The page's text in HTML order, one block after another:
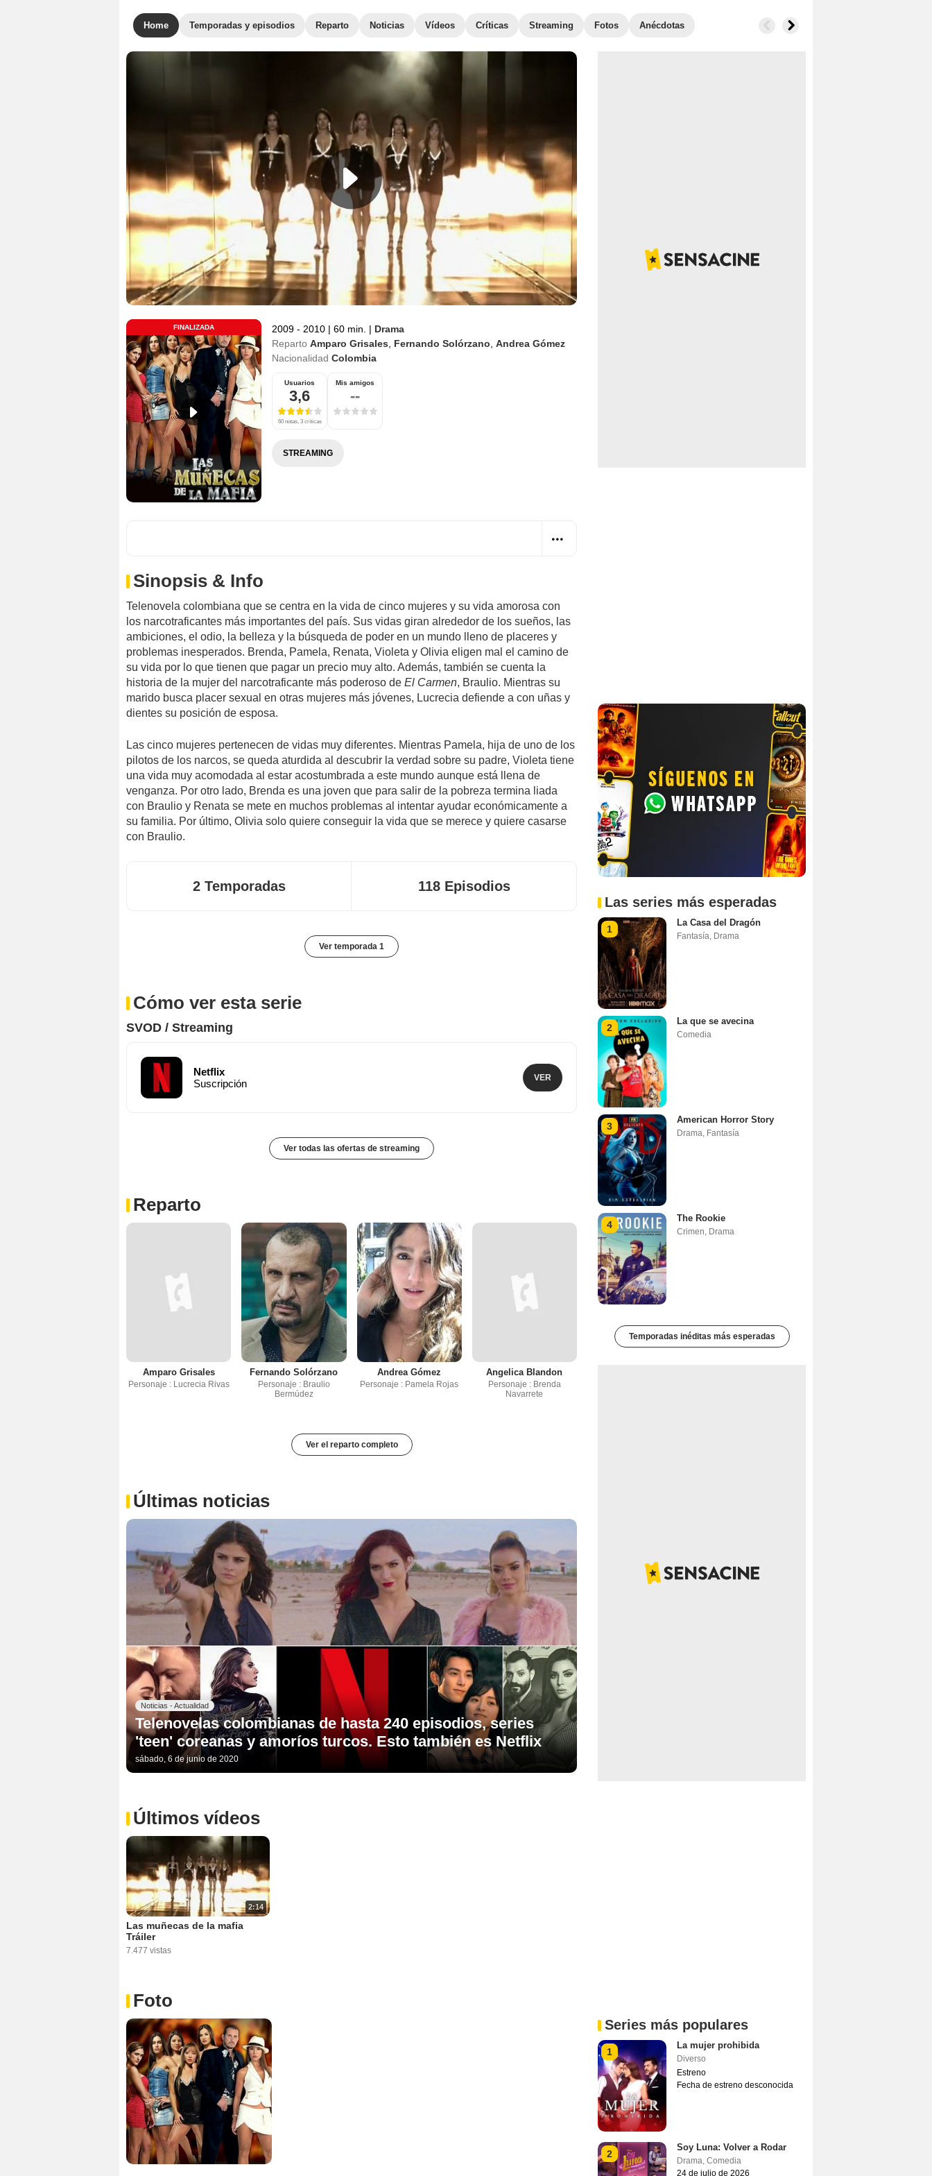
Home Temporadas y episodios Reparto Noticias Vídeos Críticas Streaming Fotos Anécdotas
FINALIZADA 2009 - 2010 | 60 min. | Drama
Reparto Amparo Grisales Fernando Solórzano Andrea Gómez
Nacionalidad Colombia
Usuarios
3,6
60 notas, 3 críticas
Mis amigos
--
STREAMING
Sinopsis & Info
Telenovela colombiana que se centra en la vida de cinco mujeres y su vida amorosa con
los narcotraficantes más importantes del país. Sus vidas giran alrededor de los sueños, las
ambiciones, el odio, la belleza y la búsqueda de poder en un mundo lleno de placeres y
problemas inesperados. Brenda, Pamela, Renata, Violeta y Olivia eligen mal el camino de
su vida por lo que tienen que pagar un precio muy alto. Además, también se cuenta la
historia de la mujer del narcotraficante más poderoso de El Carmen, Braulio. Mientras su
marido busca placer sexual en otras mujeres más jóvenes, Lucrecia defiende a con uñas y
dientes su posición de esposa.
Las cinco mujeres pertenecen de vidas muy diferentes. Mientras Pamela, hija de uno de los
pilotos de los narcos, se queda aturdida al descubrir la verdad sobre su padre, Violeta tiene
una vida muy acomodada al estar acostumbrada a este mundo aunque está llena de
venganza. Por otro lado, Brenda es una joven que para salir de la pobreza termina liada
con Braulio y Renata se mete en muchos problemas al intentar ayudar económicamente a
su familia. Por último, Olivia solo quiere conseguir la vida que se merece y quiere casarse
con Braulio.
2 Temporadas 118 Episodios
Ver temporada 1
Cómo ver esta serie
SVOD / Streaming
Netflix
Suscripción
VER
Ver todas las ofertas de streaming
Reparto
Amparo Grisales
Personaje : Lucrecia Rivas
Fernando Solórzano
Personaje : Braulio
Bermúdez
Andrea Gómez
Personaje : Pamela Rojas
Angelica Blandon
Personaje : Brenda
Navarrete
Ver el reparto completo
Últimas noticias
Noticias - Actualidad
Telenovelas colombianas de hasta 240 episodios, series
'teen' coreanas y amoríos turcos. Esto también es Netflix
sábado, 6 de junio de 2020
Últimos vídeos
2:14
Las muñecas de la mafia
Tráiler
7.477 vistas
Foto
Las series más esperadas
1
La Casa del Dragón
Fantasía, Drama
2
La que se avecina
Comedia
3
American Horror Story
Drama, Fantasía
4
The Rookie
Crimen, Drama
Temporadas inéditas más esperadas
Series más populares
1
La mujer prohibida
Diverso
Estreno
Fecha de estreno desconocida
2
Soy Luna: Volver a Rodar
Drama, Comedia
24 de julio de 2026